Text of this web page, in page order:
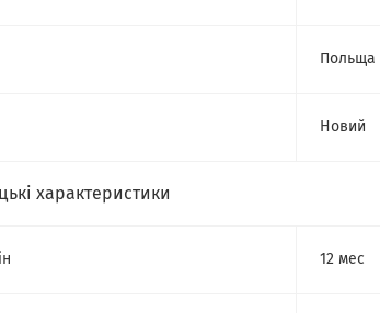
Польща
Новий
характеристики
12 мес